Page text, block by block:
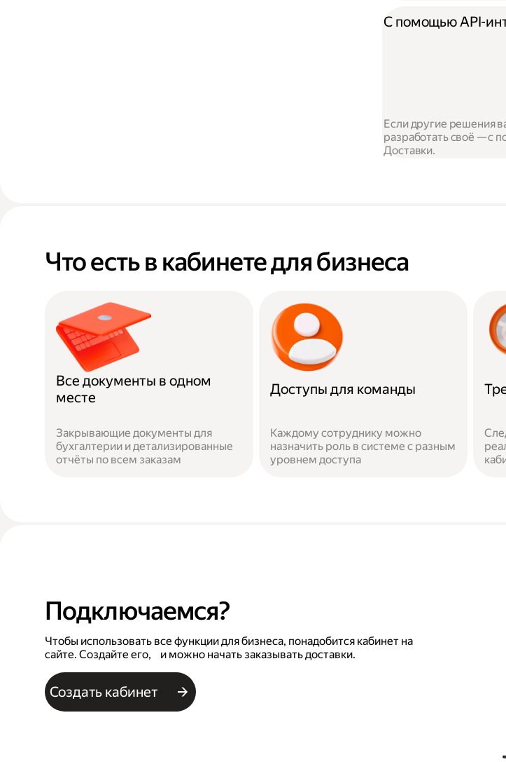
С помощью API-
Если другие решения
разработать своё — с
Доставки.
Что есть в кабинете для бизнеса
Все документы в одном
месте
Закрывающие документы для
бухгалтерии и детализированные
отчёты по всем заказам
Доступы для команды
Каждому сотруднику можно
назначить роль в системе с разным
уровнем доступа
Подключаемся?
Чтобы использовать все функции для бизнеса, понадобится кабинет на
сайте. Создайте его, и можно начать заказывать доставки.
Создать кабинет